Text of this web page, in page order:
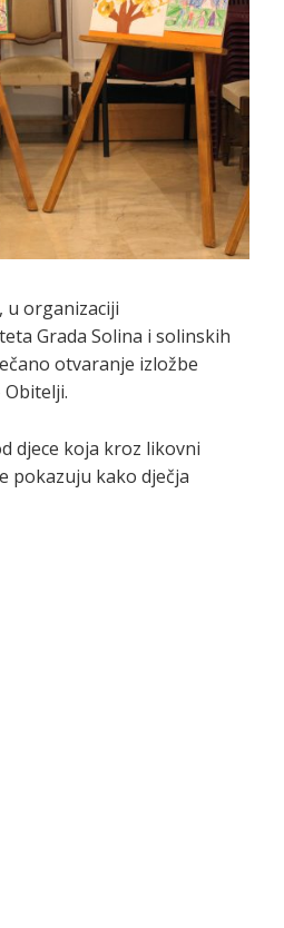
u organizaciji
Grada Solina i solinskih
otvaranje izložbe
djece koja kroz likovni
pokazuju kako dječja